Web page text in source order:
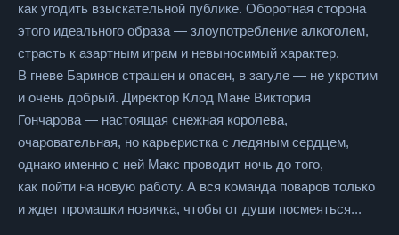
как угодить взыскательной публике. Оборотная сторона
этого идеального образа — злоупотребление алкоголем,
страсть к азартным играм и невыносимый характер.
В гневе Баринов страшен и опасен, в загуле — не укротим
и очень добрый. Директор Клод Мане Виктория
Гончарова — настоящая снежная королева,
очаровательная, но карьеристка с ледяным сердцем,
однако именно с ней Макс проводит ночь до того,
как пойти на новую работу. А вся команда поваров только
и ждет промашки новичка, чтобы от души посмеяться...